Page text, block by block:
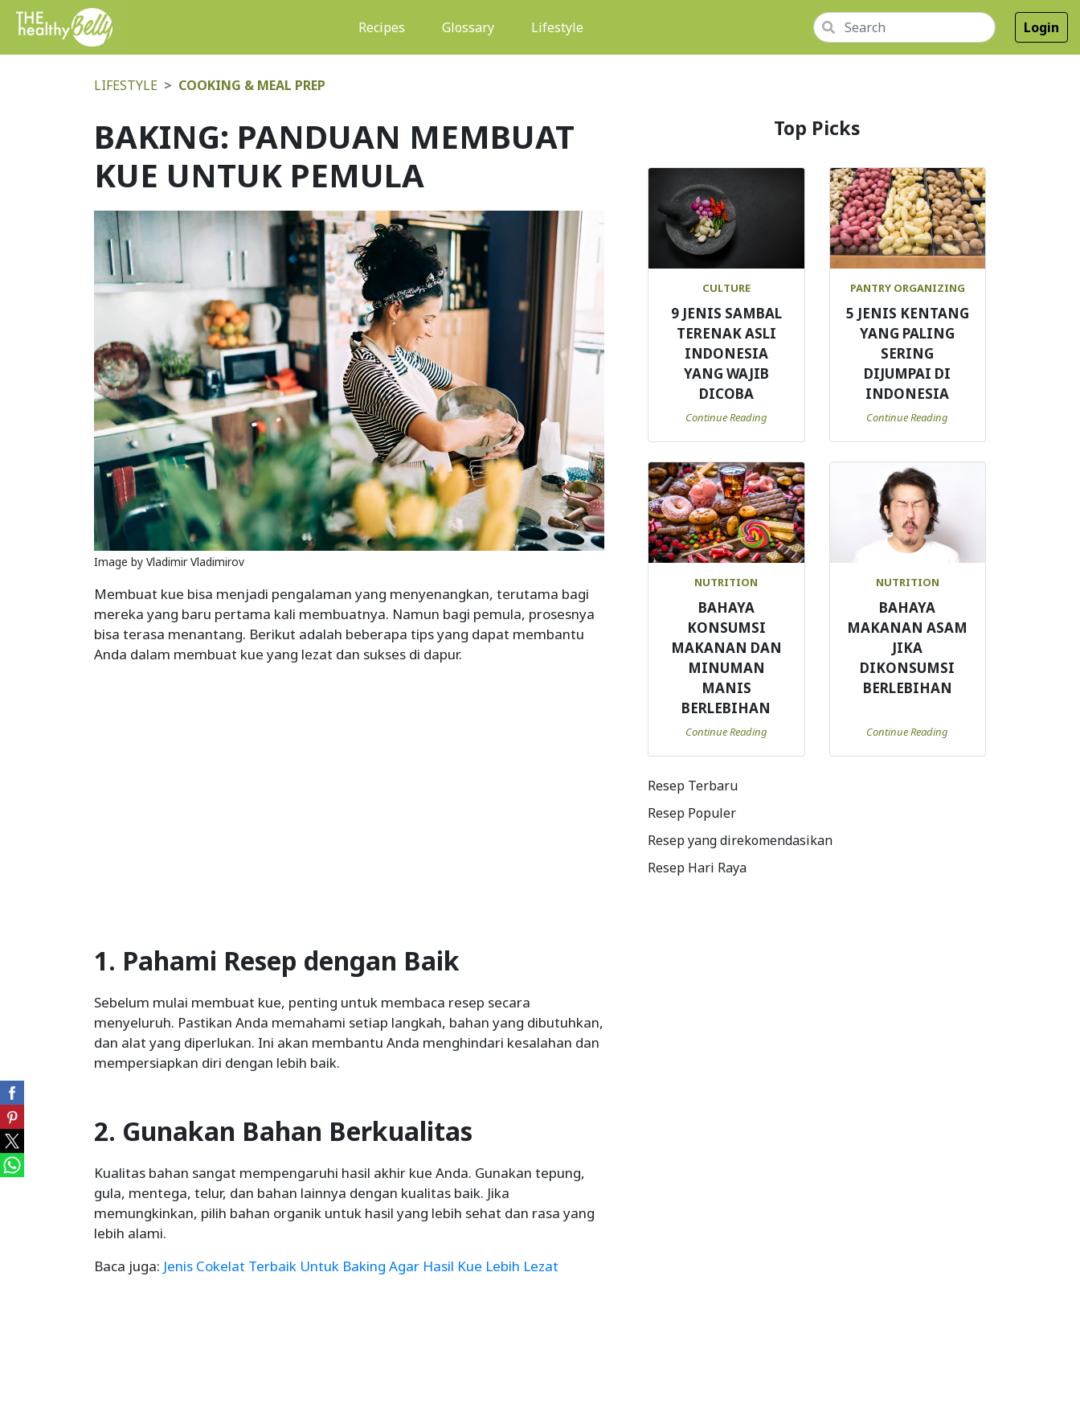
Recipes (current)Glossary Lifestyle Login
LIFESTYLE COOKING & MEAL PREP
BAKING: PANDUAN MEMBUAT
KUE UNTUK PEMULA
Image by Vladimir Vladimirov
Membuat kue bisa menjadi pengalaman yang menyenangkan, terutama bagi
mereka yang baru pertama kali membuatnya. Namun bagi pemula, prosesnya
bisa terasa menantang. Berikut adalah beberapa tips yang dapat membantu
Anda dalam membuat kue yang lezat dan sukses di dapur.
1. Pahami Resep dengan Baik
Sebelum mulai membuat kue, penting untuk membaca resep secara
menyeluruh. Pastikan Anda memahami setiap langkah, bahan yang dibutuhkan,
dan alat yang diperlukan. Ini akan membantu Anda menghindari kesalahan dan
mempersiapkan diri dengan lebih baik.
2. Gunakan Bahan Berkualitas
Kualitas bahan sangat mempengaruhi hasil akhir kue Anda. Gunakan tepung,
gula, mentega, telur, dan bahan lainnya dengan kualitas baik. Jika
memungkinkan, pilih bahan organik untuk hasil yang lebih sehat dan rasa yang
lebih alami.
Baca juga: Jenis Cokelat Terbaik Untuk Baking Agar Hasil Kue Lebih Lezat
Top Picks
CULTURE
9 JENIS SAMBAL
TERENAK ASLI
INDONESIA
YANG WAJIB
DICOBA
Continue Reading
PANTRY ORGANIZING
5 JENIS KENTANG
YANG PALING
SERING
DIJUMPAI DI
INDONESIA
Continue Reading
NUTRITION
BAHAYA
KONSUMSI
MAKANAN DAN
MINUMAN
MANIS
BERLEBIHAN
Continue Reading
NUTRITION
BAHAYA
MAKANAN ASAM
JIKA
DIKONSUMSI
BERLEBIHAN
Continue Reading
Resep Terbaru
Resep Populer
Resep yang direkomendasikan
Resep Hari Raya